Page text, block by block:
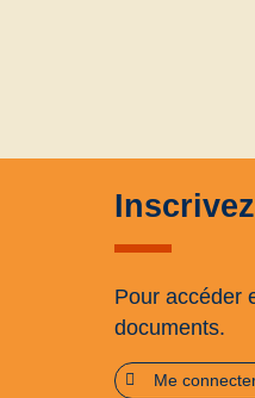
Pour accéder
documents.
Me